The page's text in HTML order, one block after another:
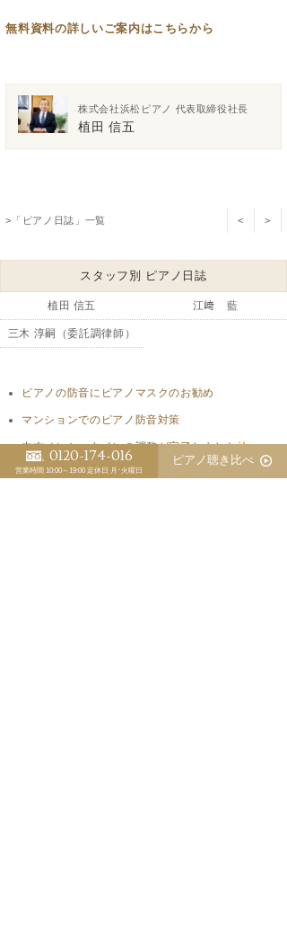
0120-174-016
営業時間 10:00～19:00 定休日 月･火曜日
無料資料の詳しいご案内はこちらから
株式会社浜松ピアノ 代表取締役社長
植田 信五
>「ピアノ日誌」一覧 < >
スタッフ別 ピアノ日誌
植田 信五 江﨑 藍
三木 淳嗣（委託調律師）
ピアノの防音にピアノマスクのお勧め
マンションでのピアノ防音対策
中古ベヒシュタインの調整が完了しました
意識が拡大するのはピアノも同じです
ピアノ聴き比べ